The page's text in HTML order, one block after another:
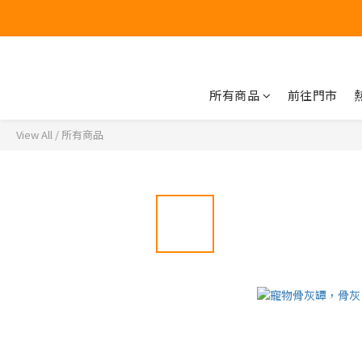
所有商品 前往門市
View All / 所有商品